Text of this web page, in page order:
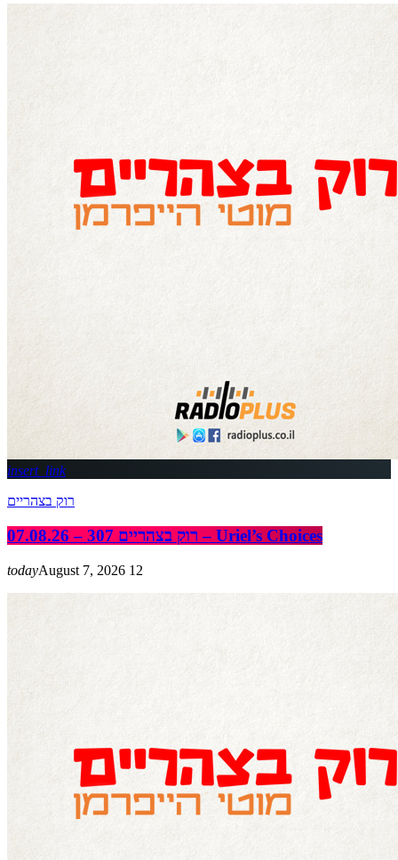
insert_link
רוק בצהריים
רוק בצהריים 307 – 07.08.26 – Uriel’s Choices
todayAugust 7, 2026 12